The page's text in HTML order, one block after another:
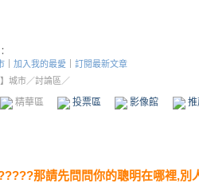
加入我的最愛
訂閱最新文章
】城市／討論區／
精華區 投票區 影像館
那請先問問你的聰明在哪裡,別